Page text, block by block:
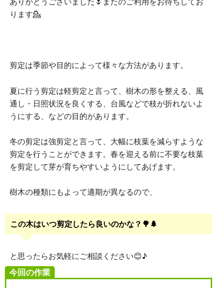
ります💁
剪定は季節や目的によって様々な方法があります。
夏に行う剪定は軽剪定と言って、樹木の形を整える、風
通し・日照状況を良くする、台風などで枝が折れないよ
うにする、などの目的があります。
冬の剪定は強剪定と言って、大幅に枝葉を減らすような
剪定を行うことができます。春を迎える前に不要な枝葉
を剪定して芽が育ちやすいようにしてあげます。
樹木の種類にもよって適期が異なるので、
この木はいつ剪定したら良いのかな？🌳🌲
と思ったらお気軽にご相談ください😊♪
今回の作業